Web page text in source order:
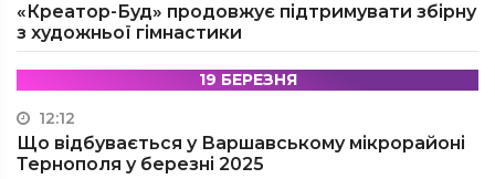
«Креатор-Буд» продовжує підтримувати збірну
з художньої гімнастики
19 БЕРЕЗНЯ
12:12
Що відбувається у Варшавському мікрорайоні
Тернополя у березні 2025